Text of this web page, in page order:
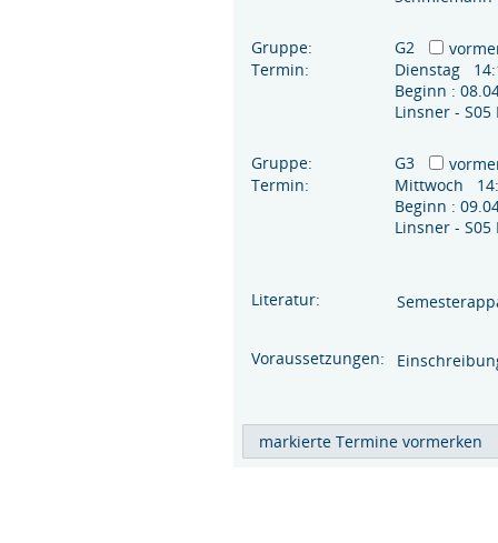
Gruppe: G2
Termin:
Dienstag
Beginn :
Linsner - S05
Gruppe: G3
Termin:
Mittwoch
Beginn :
Linsner - S05
Literatur:
Voraussetzungen: